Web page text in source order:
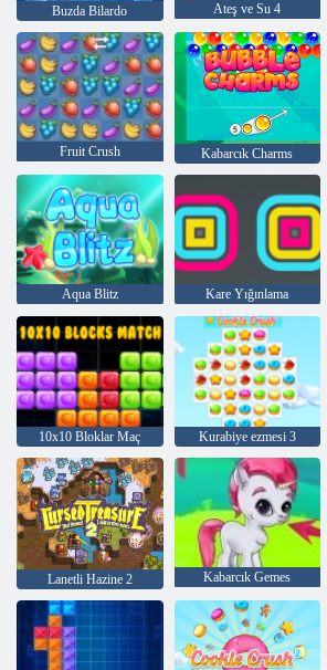
Buzda Bilardo Ateş ve Su 4
Fruit Crush Kabarcık Charms
Aqua Blitz Kare Yığınlama
10x10 Bloklar Maç Kurabiye ezmesi 3
Lanetli Hazine 2 Kabarcık Gemes